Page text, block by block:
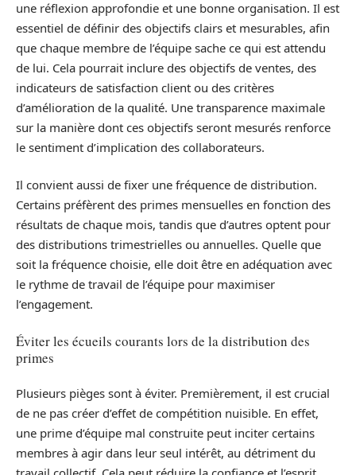
une réflexion approfondie et une bonne organisation. Il est
essentiel de définir des objectifs clairs et mesurables, afin
que chaque membre de l’équipe sache ce qui est attendu
de lui. Cela pourrait inclure des objectifs de ventes, des
indicateurs de satisfaction client ou des critères
d’amélioration de la qualité. Une transparence maximale
sur la manière dont ces objectifs seront mesurés renforce
le sentiment d’implication des collaborateurs.
Il convient aussi de fixer une fréquence de distribution.
Certains préfèrent des primes mensuelles en fonction des
résultats de chaque mois, tandis que d’autres optent pour
des distributions trimestrielles ou annuelles. Quelle que
soit la fréquence choisie, elle doit être en adéquation avec
le rythme de travail de l’équipe pour maximiser
l’engagement.
Éviter les écueils courants lors de la distribution des
primes
Plusieurs pièges sont à éviter. Premièrement, il est crucial
de ne pas créer d’effet de compétition nuisible. En effet,
une prime d’équipe mal construite peut inciter certains
membres à agir dans leur seul intérêt, au détriment du